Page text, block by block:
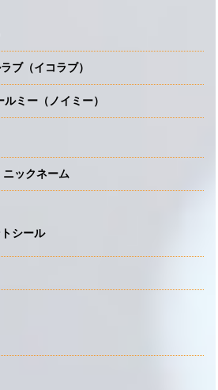
ブ（イコラブ）
ミー（ノイミー）
ックネーム
シール